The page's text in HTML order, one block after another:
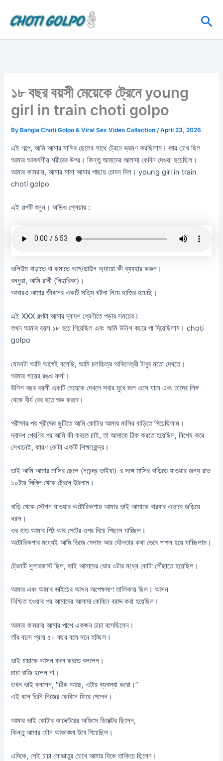
content
১৮ বছর বয়সী মেয়েকে ট্রেনে young
girl in train choti golpo
By Bangla Choti Golpo & Viral Sex Video Collaction/April 23, 2026
এই গল্পে, আমি আমার মাসির ছেলের সাথে ট্রেনে ভ্রমণ করছিলাম। তার চোখ ছিল
আমার আকর্ষণীয় শরীরের উপর। কিন্তু আমাদের আলাদা কেবিন দেওয়া হয়েছিল।
আমার কামরায়, আমার মামা আমার পাছায় চোদন দিল। young girl in train
choti golpo
এই গল্পটি শুনুন। অডিও প্লেয়ার :
ভলিউম বাড়াতে বা কমাতে আপ/ডাউন অ্যারো কী ব্যবহার করুন।
বন্ধুরা, আমি রানী (নিহারিকা)।
আবারও আমার জীবনের একটি সত্যি ঘটনা নিয়ে হাজির হয়েছি।
এই XXX গল্পটা আমার দ্বাদশ শ্রেণীতে পড়ার সময়ের।
তখন আমার বয়স ১৮ হয়ে গিয়েছিল এবং আমি উনিশ বছরে পা দিয়েছিলাম। choti
golpo
যেমনটা আমি আগেই বলেছি, আমি চলচ্চিত্র অভিনেত্রী টাবুর মতো দেখতে।
আমার গায়ের রঙও ফর্সা।
উনিশ বছর বয়সী একটি মেয়েকে দেখলে সবার মুখে জল এসে যাবে এবং তাদের লিঙ্গ
থেকে বীর্য বের হতে শুরু করবে।
পরীক্ষার পর গ্রীষ্মের ছুটিতে আমি কোটায় আমার মাসির বাড়িতে গিয়েছিলাম।
দ্বাদশ শ্রেণির পর আমি কী করতে চাই, তা আমাকে ঠিক করতে হয়েছিল, বিশেষ করে
সেখানেই, কারণ কোটা একটি শিক্ষাকেন্দ্র।
তাই আমি আমার মাসির ছেলে (নরেন্দ্র ভাইয়া)-র সঙ্গে মাসির বাড়িতে যাওয়ার জন্য রাত
১০টায় দিল্লি থেকে ট্রেনে উঠলাম।
বাড়ি থেকে স্টেশন যাওয়ার অটোরিকশায় আমার ভাই আমাকে বারবার এভাবে জড়িয়ে
ধরল।
ওর হাত আমার পিঠ আর পেটের ওপর দিয়ে পিছলে যাচ্ছিল।
অটোরিকশার মধ্যেই আমি ভিজে গেলাম আর যৌনতার কথা ভেবে পাগল হয়ে যাচ্ছিলাম।
ট্রেনটি সুপারফাস্ট ছিল, তাই আমাদের ভোর ৩টার মধ্যে কোটা পৌঁছাতে হয়েছিল।
আমার এবং আমার ভাইয়ের আসন অপেক্ষমাণ তালিকায় ছিল। আসন
নিশ্চিত হওয়ার পর আমাদের আলাদা কেবিনে বরাদ্দ করা হয়েছিল।
আমার কামরায় আমার পাশে একজন চাচা বসেছিলেন।
তাঁর বয়স প্রায় ৫০ বছর বলে মনে হচ্ছিল।
ভাই চাচাকে আসন বদল করতে বললেন।
চাচা রাজি হলেন না।
তখন ভাই বললেন, “ঠিক আছে, এটার ব্যবস্থা করো।”
এই বলে তিনি নিজের কেবিনে ফিরে গেলেন।
আমার ভাই কোটার কালেক্টরের অফিসে ডিরেক্টর ছিলেন,
কিন্তু আমার যৌন আকাঙ্ক্ষা উবে গিয়েছিল।
এদিকে, সেই চাচা লোভাতুর চোখে আমার দিকে তাকিয়ে ছিলেন।